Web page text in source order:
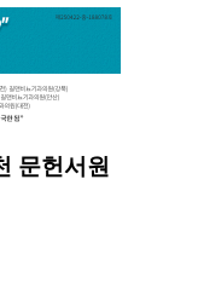
문헌서원